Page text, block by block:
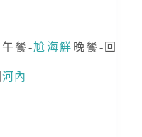
午餐-尬海鮮 晚餐-回
河內